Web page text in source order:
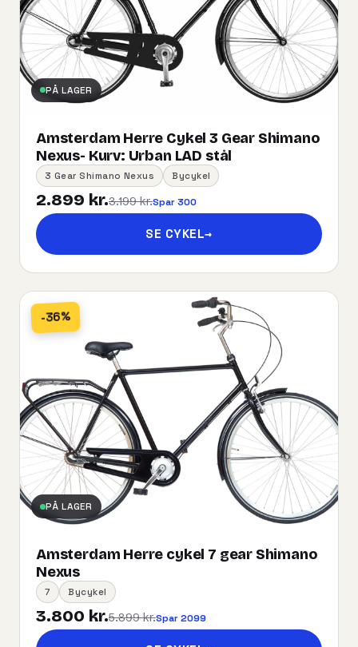
PÅ LAGER
Amsterdam Herre Cykel 3 Gear Shimano
Nexus- Kurv:​ ​Urban​ ​LAD​ ​stål
3 Gear Shimano Nexus Bycykel
2.899 kr.3.199 kr.Spar 300
SE CYKEL→
-36%
PÅ LAGER
Amsterdam Herre cykel 7 gear Shimano
Nexus
7 Bycykel
3.800 kr.5.899 kr.Spar 2099